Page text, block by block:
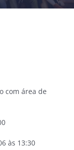
com área de
às 13:30